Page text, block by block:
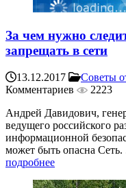
За чем нужно
запрещать в сети
13.12.2017 Советы
Комментариев
2223
Андрей Давидович,
ведущего российского
информационной
может быть опасна Сеть.
подробнее